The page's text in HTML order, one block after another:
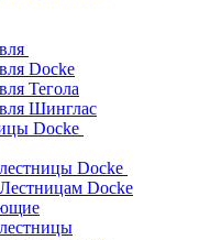
Docke
Тегола
Шинглас
Docke
Docke
Docke